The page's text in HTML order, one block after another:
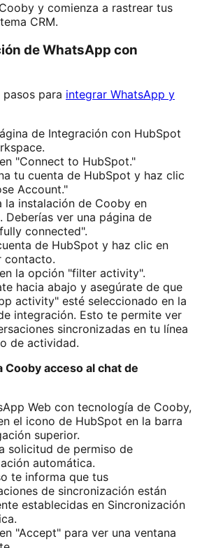
y comienza a rastrear tus
CRM.
de WhatsApp con
para integrar WhatsApp y
de Integración con HubSpot
"Connect to HubSpot."
tu cuenta de HubSpot y haz clic
Account."
la instalación de Cooby en
Deberías ver una página de
connected".
de HubSpot y haz clic en
contacto.
la opción "filter activity".
hacia abajo y asegúrate de que
activity" esté seleccionado en la
integración. Esto te permite ver
sincronizadas en tu línea
de actividad.
Cooby acceso al chat de
Web con tecnología de Cooby,
el icono de HubSpot en la barra
superior.
solicitud de permiso de
automática.
te informa que tus
de sincronización están
establecidas en Sincronización
"Accept" para ver una ventana